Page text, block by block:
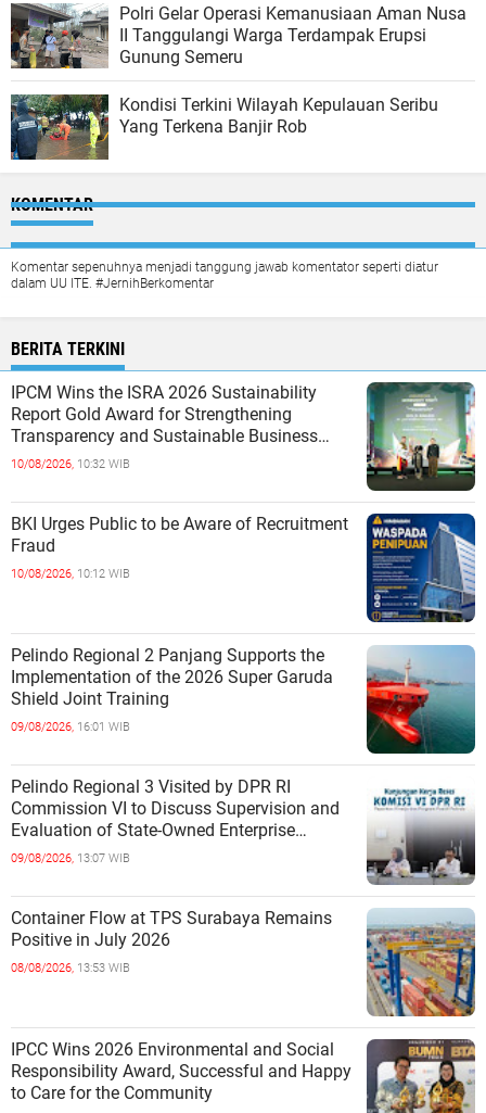
Polri Gelar Operasi Kemanusiaan Aman Nusa
II Tanggulangi Warga Terdampak Erupsi
Gunung Semeru
Kondisi Terkini Wilayah Kepulauan Seribu
Yang Terkena Banjir Rob
KOMENTAR
Komentar sepenuhnya menjadi tanggung jawab komentator seperti diatur
dalam UU ITE. #JernihBerkomentar
BERITA TERKINI
IPCM Wins the ISRA 2026 Sustainability
Report Gold Award for Strengthening
Transparency and Sustainable Business
Practices
10/08/2026, 10:32 WIB
BKI Urges Public to be Aware of Recruitment
Fraud
10/08/2026, 10:12 WIB
Pelindo Regional 2 Panjang Supports the
Implementation of the 2026 Super Garuda
Shield Joint Training
09/08/2026, 16:01 WIB
Pelindo Regional 3 Visited by DPR RI
Commission VI to Discuss Supervision and
Evaluation of State-Owned Enterprise
Performance
09/08/2026, 13:07 WIB
Container Flow at TPS Surabaya Remains
Positive in July 2026
08/08/2026, 13:53 WIB
IPCC Wins 2026 Environmental and Social
Responsibility Award, Successful and Happy
to Care for the Community